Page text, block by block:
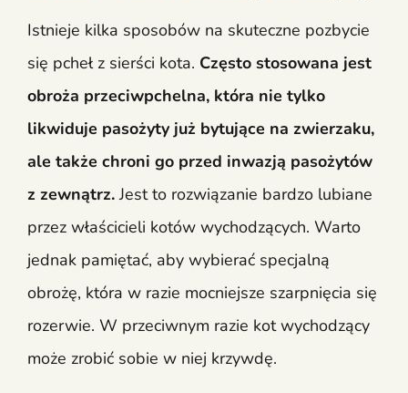
Istnieje kilka sposobów na skuteczne pozbycie
się pcheł z sierści kota. Często stosowana jest
obroża przeciwpchelna, która nie tylko
likwiduje pasożyty już bytujące na zwierzaku,
ale także chroni go przed inwazją pasożytów
z zewnątrz.Jest to rozwiązanie bardzo lubiane
przez właścicieli kotów wychodzących. Warto
jednak pamiętać, aby wybierać specjalną
obrożę, która w razie mocniejsze szarpnięcia się
rozerwie. W przeciwnym razie kot wychodzący
może zrobić sobie w niej krzywdę.